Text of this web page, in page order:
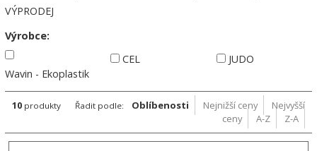
VÝPRODEJ
Výrobce:
Wavin - Ekoplastik
CEL JUDO
10 produkty Řadit podle: Oblíbenosti Nejnižší ceny
Nejvyšší
ceny
A-Z Z-A